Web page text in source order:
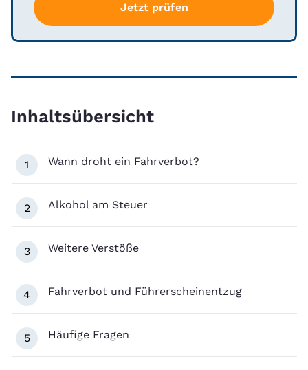
Jetzt prüfen
Inhaltsübersicht
1 Wann droht ein Fahrverbot?
2 Alkohol am Steuer
3 Weitere Verstöße
4 Fahrverbot und Führerscheinentzug
5 Häufige Fragen